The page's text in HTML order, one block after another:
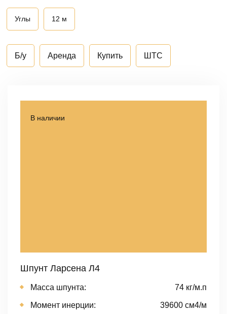
Углы 12 м
Б/у Аренда Купить ШТС
В наличии
Шпунт Ларсена Л4
Масса шпунта: 74 кг/м.п
Момент инерции: 39600 cм4/м